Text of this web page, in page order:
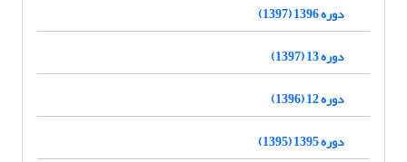
دوره 1396 (1397)
دوره 13 (1397)
دوره 12 (1396)
دوره 1395 (1395)